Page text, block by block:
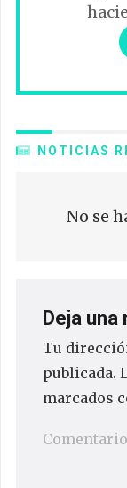
NOTICIAS
No se
Deja una
Tu
publicada.
marcados